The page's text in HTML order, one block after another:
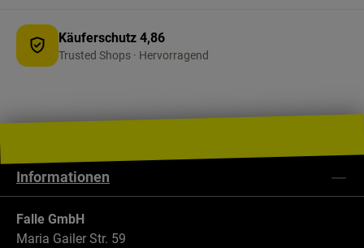
Käuferschutz 4,86
Trusted Shops · Hervorragend
Falle GmbH
Maria Gailer Str. 59
Informationen